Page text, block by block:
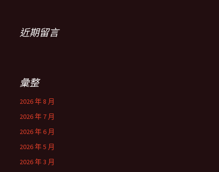
近期留言
彙整
2026 年 8 月
2026 年 7 月
2026 年 6 月
2026 年 5 月
2026 年 3 月